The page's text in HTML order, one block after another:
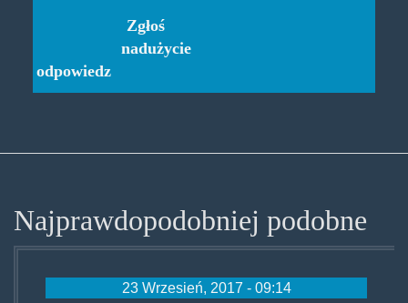
odpowiedz
Zgłoś
nadużycie
Najprawdopodobniej podobne
23 Wrzesień, 2017 - 09:14